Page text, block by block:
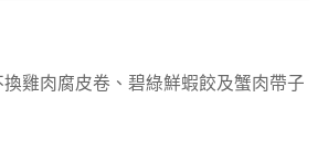
雞肉腐皮卷、碧綠鮮蝦餃及蟹肉帶子